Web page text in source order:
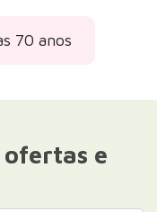
70 anos
ofertas e